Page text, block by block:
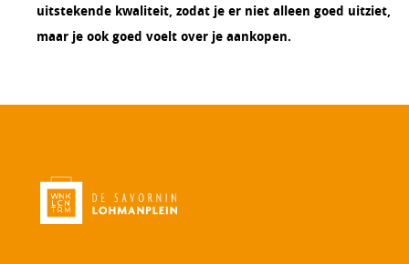
uitstekende kwaliteit, zodat je er niet alleen goed uitziet,
maar je ook goed voelt over je aankopen.